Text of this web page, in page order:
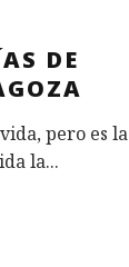
DE
pero es la
la...